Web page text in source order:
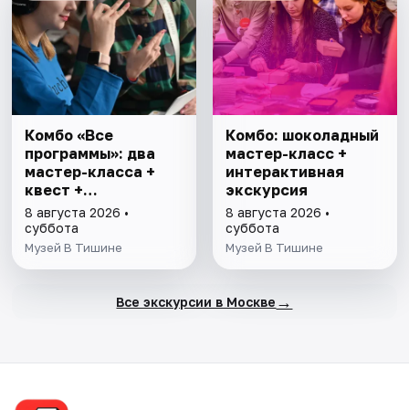
Комбо «Все
программы»: два
мастер-класса +
квест +
интерактивная
экскурсия
8 августа 2026 •
суббота
Музей В Тишине
Комбо: шоколадный
мастер-класс +
интерактивная
экскурсия
8 августа 2026 •
суббота
Музей В Тишине
Все экскурсии в Москве →